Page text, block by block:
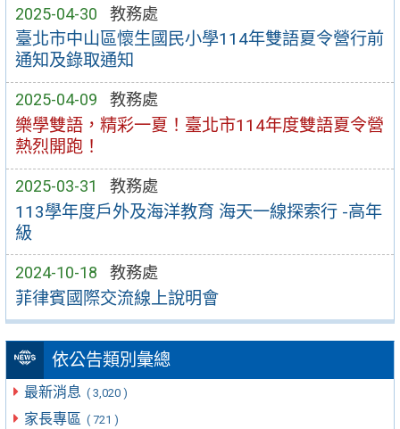
2025-04-30 教務處
臺北市中山區懷生國民小學114年雙語夏令營行前
通知及錄取通知
2025-04-09 教務處
樂學雙語，精彩一夏！臺北市114年度雙語夏令營
熱烈開跑！
2025-03-31 教務處
113學年度戶外及海洋教育 海天一線探索行 -高年
級
2024-10-18 教務處
菲律賓國際交流線上說明會
依公告類別彙總
最新消息 ( 3,020 )
家長專區 ( 721 )